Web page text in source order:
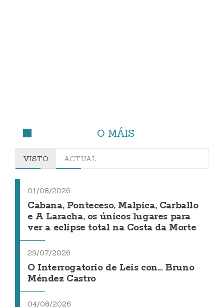
O MÁIS
VISTO ACTUAL
01/08/2026
Cabana, Ponteceso, Malpica, Carballo
e A Laracha, os únicos lugares para
ver a eclipse total na Costa da Morte
29/07/2026
O Interrogatorio de Leis con... Bruno
Méndez Castro
04/08/2026